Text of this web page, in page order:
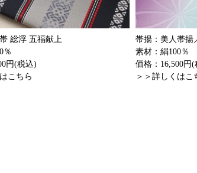
総浮 五福献上
％
円(税込)
こちら
帯揚：美人帯揚
素材：絹100％
価格：16,500円(
＞＞詳しくはこ